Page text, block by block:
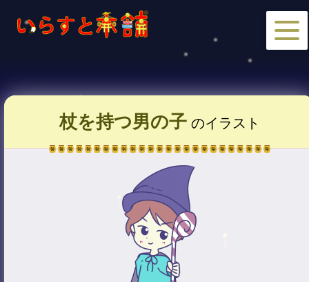
杖を持つ男の子のイラスト